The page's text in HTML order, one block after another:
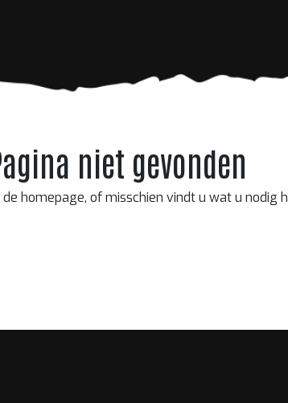
niet gevonden
homepage, of misschien vindt u wat u nodig